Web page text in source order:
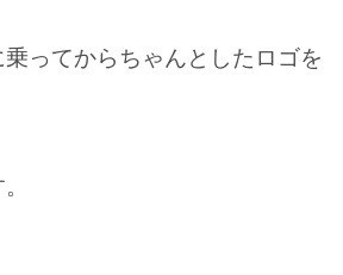
ってからちゃんとしたロゴを